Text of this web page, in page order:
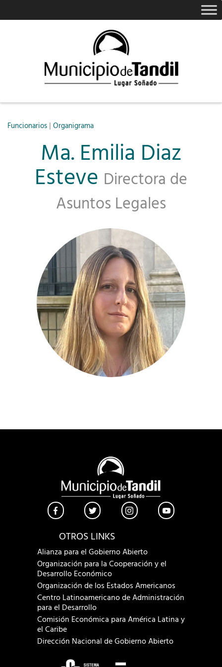
Funcionarios | Organigrama
Ma. Emilia Diaz
Esteve Directora de
Asuntos Legales
OTROS LINKS
Alianza para el Gobierno Abierto
Organización para la Cooperación y el
Desarrollo Económico
Organización de los Estados Americanos
Centro Latinoamericano de Administración
para el Desarrollo
Comisión Económica para América Latina y
el Caribe
Dirección Nacional de Gobierno Abierto